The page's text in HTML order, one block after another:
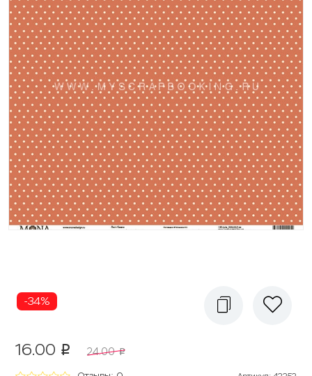
-34%
16.00 p 24.00 p